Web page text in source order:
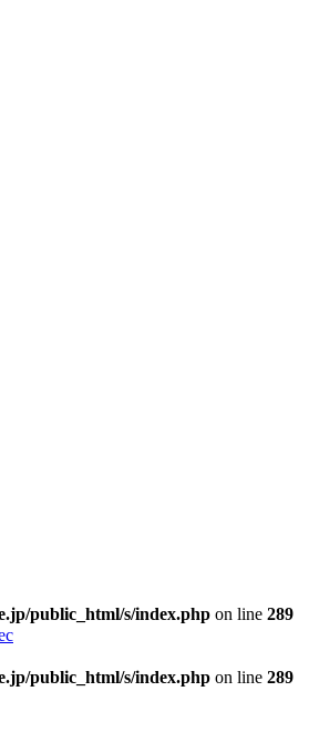
public_html/s/index.php on line 289
public_html/s/index.php on line 289